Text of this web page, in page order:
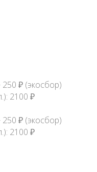
₽ (экосбор)
2100 ₽
₽ (экосбор)
2100 ₽